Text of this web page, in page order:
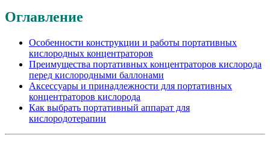
Оглавление
Особенности конструкции и работы портативных
кислородных концентраторов
Преимущества портативных концентраторов кислорода
перед кислородными баллонами
Аксессуары и принадлежности для портативных
концентраторов кислорода
Как выбрать портативный аппарат для
кислородотерапии